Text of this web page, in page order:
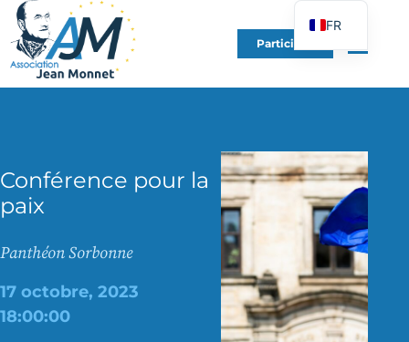
Participer
Conférence pour la
paix
Panthéon Sorbonne
17 octobre, 2023
18:00:00
FR
EN
DE
PT
PL
UK